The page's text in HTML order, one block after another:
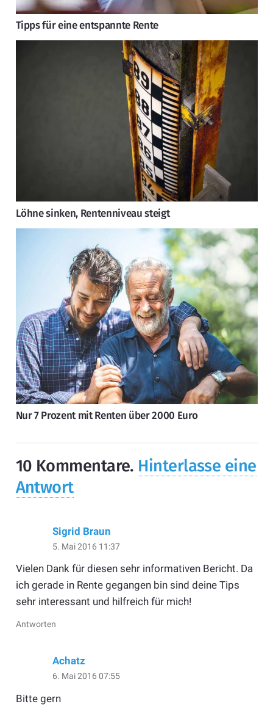
Tipps für eine entspannte Rente
Löhne sinken, Rentenniveau steigt
Nur 7 Prozent mit Renten über 2000 Euro
10 Kommentare. Hinterlasse eine
Antwort
Sigrid Braun
5. Mai 2016 11:37
Vielen Dank für diesen sehr informativen Bericht. Da
ich gerade in Rente gegangen bin sind deine Tips
sehr interessant und hilfreich für mich!
Antworten
Achatz
6. Mai 2016 07:55
Bitte gern